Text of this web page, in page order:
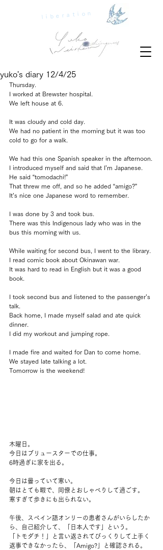
liberation
yuko's diary 12/4/25
Thursday.
I worked at Brewster hospital.
We left house at 6.
It was cloudy and cold day.
We had no patient in the morning but it was too
cold to go for a walk.
We had this one Spanish speaker in the afternoon.
I introduced myself and said that I’m Japanese.
He said “tomodachi!”
That threw me off, and so he added “amigo?”
It’s nice one Japanese word to remember.
I was done by 3 and took bus.
There was this Indigenous lady who was in the
bus this morning with us.
While waiting for second bus, I went to the library.
I read comic book about Okinawan war.
It was hard to read in English but it was a good
book.
I took second bus and listened to the passenger’s
talk.
Back home, I made myself salad and ate quick
dinner.
I did my workout and jumping rope.
I made fire and waited for Dan to come home.
We stayed late talking a lot.
Tomorrow is the weekend!
木曜日。
今日はブリュースターでの仕事。
6時過ぎに家を出る。
今日は曇っていて寒い。
朝はとても暇で、同僚とおしゃべりして過ごす。
寒すぎて歩きにも出られない。
午後、スペイン語オンリーの患者さんがいらしたか
ら、自己紹介して、「日本人です」という。
「トモダチ！」と言い返されてびっくりして上手く
返事できなかったら、「Amigo?」と確認される。